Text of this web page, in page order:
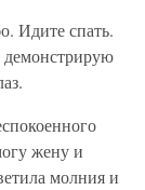
Идите спать.
жену и
молния и